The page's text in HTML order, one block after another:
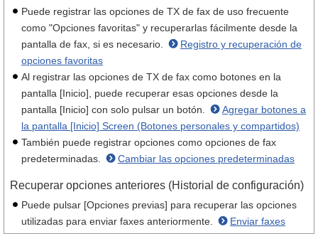
Puede registrar las opciones de TX de fax de uso frecuente
como "Opciones favoritas" y recuperarlas fácilmente desde la
pantalla de fax, si es necesario.
Registro y recuperación de
opciones favoritas
Al registrar las opciones de TX de fax como botones en la
pantalla [Inicio], puede recuperar esas opciones desde la
pantalla [Inicio] con solo pulsar un botón.
Agregar botones a
la pantalla [Inicio] Screen (Botones personales y compartidos)
También puede registrar opciones como opciones de fax
predeterminadas.
Cambiar las opciones predeterminadas
Recuperar opciones anteriores (Historial de configuración)
Puede pulsar [Opciones previas] para recuperar las opciones
utilizadas para enviar faxes anteriormente.
Enviar faxes